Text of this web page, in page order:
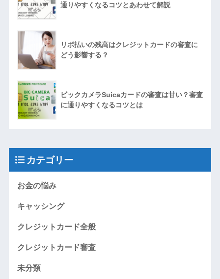
通りやすくなるコツとあわせて解説
リボ払いの残高はクレジットカードの審査に
どう影響する？
ビックカメラSuicaカードの審査は甘い？審査
に通りやすくなるコツとは
カテゴリー
お金の悩み
キャッシング
クレジットカード全般
クレジットカード審査
未分類